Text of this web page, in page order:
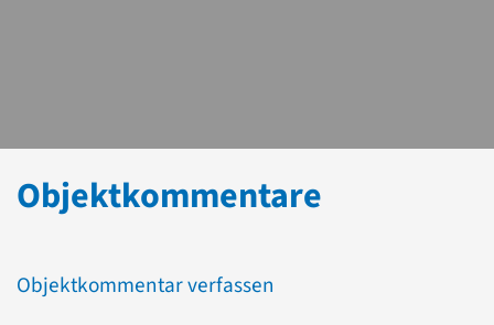
Objektkommentare
Objektkommentar verfassen